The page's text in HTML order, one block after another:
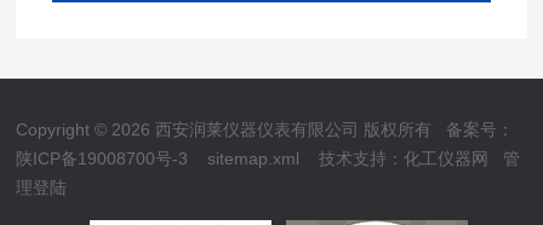
Copyright © 2026 西安润莱仪器仪表有限公司 版权所有 备案号：
陕ICP备19008700号-3
sitemap.xml 技术支持：化工仪器网
管
理登陆